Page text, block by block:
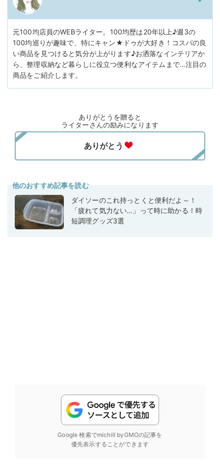
元100均店員のWEBライター。100均歴は20年以上♪週3の
100均巡りが趣味で、特にキャン★ドゥが大好き！コスパの良
い商品を見つけると気分が上がります♪お洒落なインテリアか
ら、整理収納など暮らしに役立つ便利なアイテムまで…注目の
商品をご紹介します。
ありがとうを贈ると
ライターさんの励みになります
他のおすすめ記事を読む
ダイソーのこれ持っとくと便利だよ～！
「疲れて気力ない…」って時に助かる！時
短調理グッズ3選
Google 検索でmichill byGMOの記事を
優先表示することができます